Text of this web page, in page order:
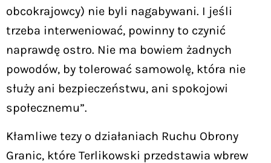
obcokrajowcy) nie byli nagabywani. I jeśli
trzeba interweniować, powinny to czynić
naprawdę ostro. Nie ma bowiem żadnych
powodów, by tolerować samowolę, która nie
służy ani bezpieczeństwu, ani spokojowi
społecznemu”.
Kłamliwe tezy o działaniach Ruchu Obrony
Granic, które Terlikowski przedstawia wbrew